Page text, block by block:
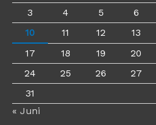
3
4 5 6
10
11 12 13
17
18 19 20
24
25 26 27
31
« Juni